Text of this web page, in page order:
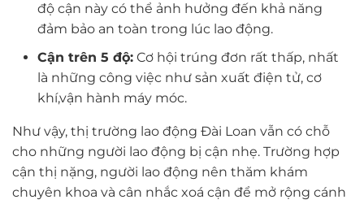
độ cận này có thể ảnh hưởng đến khả năng
đảm bảo an toàn trong lúc lao động.
Cận trên 5 độ:Cơ hội trúng đơn rất thấp, nhất
là những công việc như sản xuất điện tử, cơ
khí,vận hành máy móc.
Như vậy, thị trường lao động Đài Loan vẫn có chỗ
cho những người lao động bị cận nhẹ. Trường hợp
cận thị nặng, người lao động nên thăm khám
chuyên khoa và cân nhắc xoá cận để mở rộng cánh